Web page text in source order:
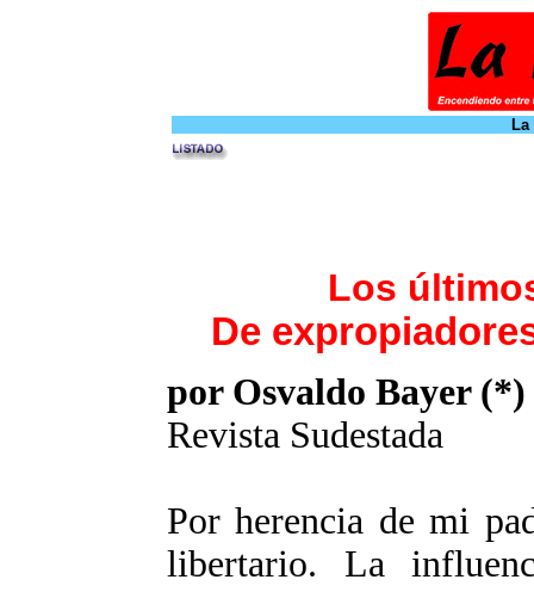
Los
De
por Osvaldo Bayer (*)
Revista Sudestada
Por herencia de mi
libertario. La